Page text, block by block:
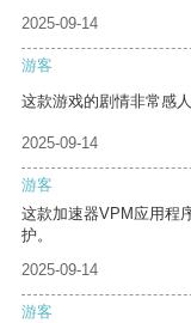
2025-09-14
游客
这款游戏的剧情非常感
2025-09-14
游客
这款加速器VPM应用程
护。
2025-09-14
游客